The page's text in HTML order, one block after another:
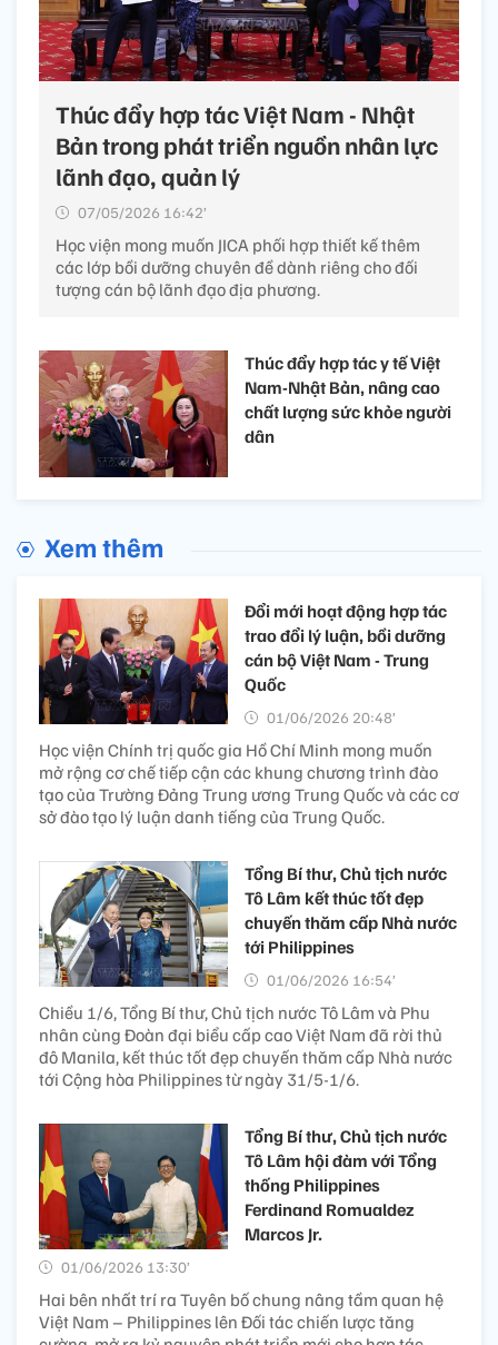
Thúc đẩy hợp tác Việt Nam - Nhật
Bản trong phát triển nguồn nhân lực
lãnh đạo, quản lý
07/05/2026 16:42’
Học viện mong muốn JICA phối hợp thiết kế thêm
các lớp bồi dưỡng chuyên đề dành riêng cho đối
tượng cán bộ lãnh đạo địa phương.
Thúc đẩy hợp tác y tế Việt
Nam-Nhật Bản, nâng cao
chất lượng sức khỏe người
dân
Xem thêm
Đổi mới hoạt động hợp tác
trao đổi lý luận, bồi dưỡng
cán bộ Việt Nam - Trung
Quốc
01/06/2026 20:48’
Học viện Chính trị quốc gia Hồ Chí Minh mong muốn
mở rộng cơ chế tiếp cận các khung chương trình đào
tạo của Trường Đảng Trung ương Trung Quốc và các cơ
sở đào tạo lý luận danh tiếng của Trung Quốc.
Tổng Bí thư, Chủ tịch nước
Tô Lâm kết thúc tốt đẹp
chuyến thăm cấp Nhà nước
tới Philippines
01/06/2026 16:54’
Chiều 1/6, Tổng Bí thư, Chủ tịch nước Tô Lâm và Phu
nhân cùng Đoàn đại biểu cấp cao Việt Nam đã rời thủ
đô Manila, kết thúc tốt đẹp chuyến thăm cấp Nhà nước
tới Cộng hòa Philippines từ ngày 31/5-1/6.
Tổng Bí thư, Chủ tịch nước
Tô Lâm hội đàm với Tổng
thống Philippines
Ferdinand Romualdez
Marcos Jr.
01/06/2026 13:30’
Hai bên nhất trí ra Tuyên bố chung nâng tầm quan hệ
Việt Nam – Philippines lên Đối tác chiến lược tăng